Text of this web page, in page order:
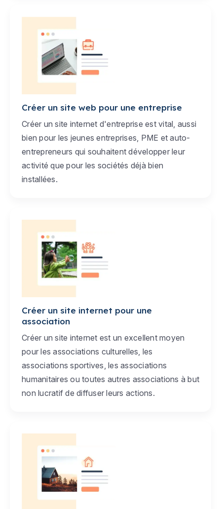
Créer un site web pour une entreprise
Créer un site internet d'entreprise est vital, aussi
bien pour les jeunes entreprises, PME et auto-
entrepreneurs qui souhaitent développer leur
activité que pour les sociétés déjà bien
installées.
Créer un site internet pour une
association
Créer un site internet est un excellent moyen
pour les associations culturelles, les
associations sportives, les associations
humanitaires ou toutes autres associations à but
non lucratif de diffuser leurs actions.